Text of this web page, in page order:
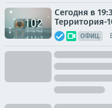
Сегодня в
Территория-
ОФИЦ.